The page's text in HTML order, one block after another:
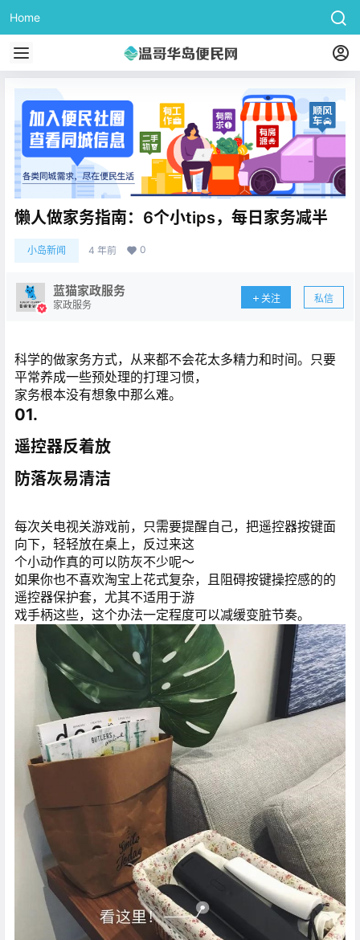
Home
懒人做家务指南：6个小tips，每日家务减半
小岛新闻 4 年前 0
蓝猫家政服务
家政服务
关注 私信
科学的做家务方式，从来都不会花太多精力和时间。只要
平常养成一些预处理的打理习惯，
家务根本没有想象中那么难。
01.
遥控器反着放
防落灰易清洁
每次关电视关游戏前，只需要提醒自己，把遥控器按键面
向下，轻轻放在桌上，反过来这
个小动作真的可以防灰不少呢～
如果你也不喜欢淘宝上花式复杂，且阻碍按键操控感的的
遥控器保护套，尤其不适用于游
戏手柄这些，这个办法一定程度可以减缓变脏节奏。